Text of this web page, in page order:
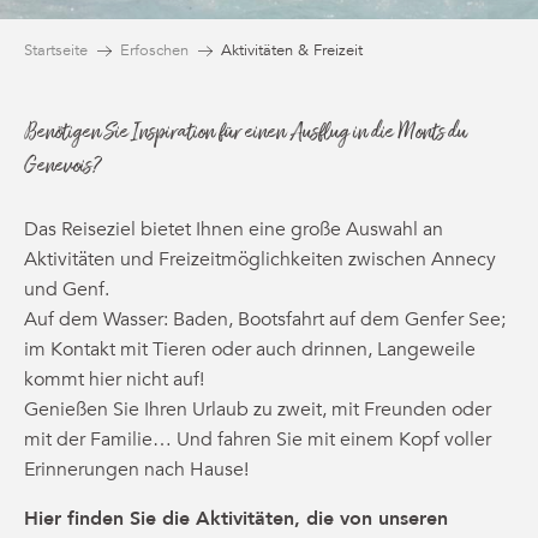
Startseite Erfoschen Aktivitäten & Freizeit
Benötigen Sie Inspiration für einen Ausflug in die Monts du
Genevois?
Das Reiseziel bietet Ihnen eine große Auswahl an
Aktivitäten und Freizeitmöglichkeiten zwischen Annecy
und Genf.
Auf dem Wasser: Baden, Bootsfahrt auf dem Genfer See;
im Kontakt mit Tieren oder auch drinnen, Langeweile
kommt hier nicht auf!
Genießen Sie Ihren Urlaub zu zweit, mit Freunden oder
mit der Familie… Und fahren Sie mit einem Kopf voller
Erinnerungen nach Hause!
Hier finden Sie die Aktivitäten, die von unseren